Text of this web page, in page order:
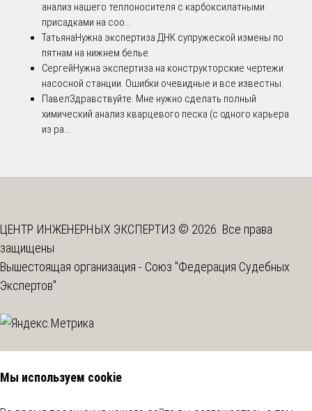
анализ нашего теплоносителя с карбоксилатными
присадками на соо...
ТатьянаНужна экспертиза ДНК супружеской измены по
пятнам на нижнем белье
СергейНужна экспертиза на конструкторские чертежи
насосной станции. Ошибки очевидные и все известны.
ПавелЗдравствуйте. Мне нужно сделать полный
химический анализ кварцевого песка (с одного карьера
из ра...
ЦЕНТР ИНЖЕНЕРНЫХ ЭКСПЕРТИЗ © 2026. Все права
защищены
Вышестоящая организация - Союз "Федерация Судебных
Экспертов"
Мы используем cookie